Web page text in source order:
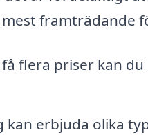
framträdande
flera priser kan
kan erbjuda olika